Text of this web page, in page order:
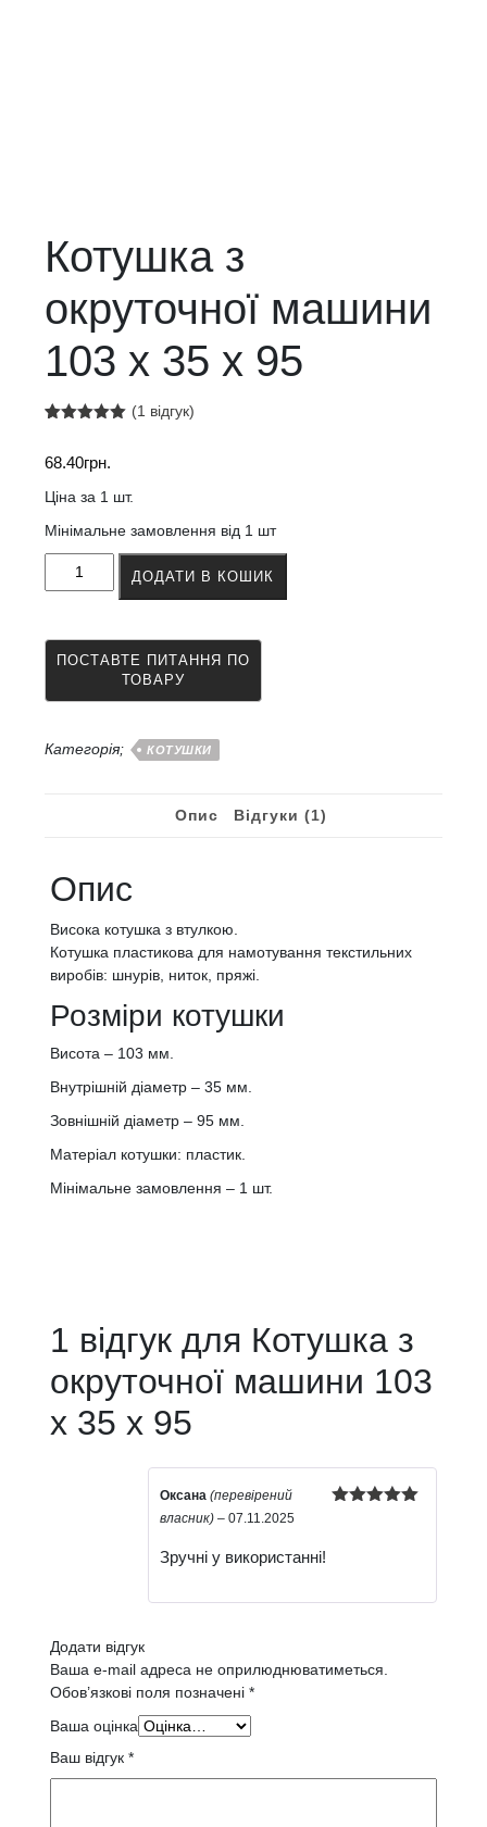
Котушка з
окруточної машини
103 х 35 х 95
основі
покупця
(1 відгук)
68.40грн.
Ціна за 1 шт.
Мінімальне замовлення від 1 шт
Котушка
з
103
35
95
ДОДАТИ В КОШИК
Категорія; КОТУШКИ
Опис Відгуки (1)
Опис
Висока котушка з втулкою.
Котушка пластикова для намотування текстильних
виробів: шнурів, ниток, пряжі.
Розміри котушки
Висота – 103 мм.
Внутрішній діаметр – 35 мм.
Зовнішній діаметр – 95 мм.
Матеріал котушки: пластик.
Мінімальне замовлення – 1 шт.
1 відгук для Котушка з
окруточної машини 103
х 35 х 95
Оксана (перевірений
власник) – 07.11.2025
Зручні у використанні!
Додати відгук
Ваша e-mail адреса не оприлюднюватиметься.
Обов’язкові поля позначені *
Ваша оцінка
Ваш відгук *